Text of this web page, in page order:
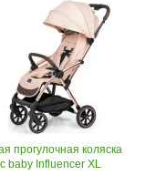
прогулочная коляска
baby Influencer XL